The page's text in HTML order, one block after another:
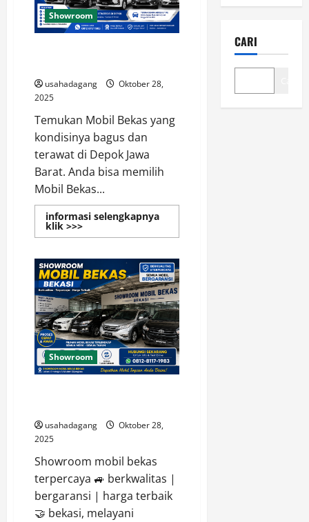
Showroom
usahadagang
Oktober 28,
2025
Temukan Mobil Bekas yang
kondisinya bagus dan
terawat di Depok Jawa
Barat. Anda bisa memilih
Mobil Bekas...
informasi selengkapnya
klik >>>Read
more
Dealer
Mobil
Bekas
di
Depok
Showroom
usahadagang
Oktober 28,
2025
Showroom mobil bekas
terpercaya 🚙 berkwalitas |
bergaransi | harga terbaik
🤝 bekasi, melayani
&
disini
CARI